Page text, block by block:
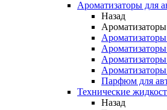
Ароматизаторы для
Назад
Парфюм для
Технические
Назад